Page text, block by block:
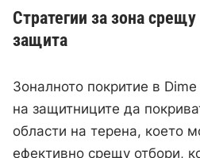
Стратегии за зона
защита
Зоналното покритие в
на защитниците да
области на терена, което
ефективно срещу отбори,